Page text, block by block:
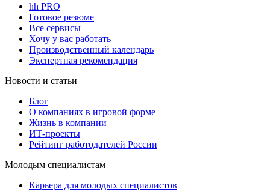
hh PRO
Готовое резюме
Все сервисы
Хочу у вас работать
Производственный календарь
Экспертная рекомендация
Новости и статьи
Блог
О компаниях в игровой форме
Жизнь в компании
ИТ-проекты
Рейтинг работодателей России
Молодым специалистам
Карьера для молодых специалистов